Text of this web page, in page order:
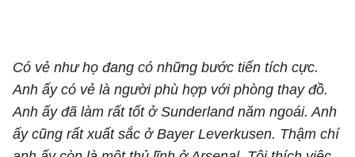
Có vẻ như họ đang có những bước tiến tích cực.
Anh ấy có vẻ là người phù hợp với phòng thay đồ.
Anh ấy đã làm rất tốt ở Sunderland năm ngoái. Anh
ấy cũng rất xuất sắc ở Bayer Leverkusen. Thậm chí